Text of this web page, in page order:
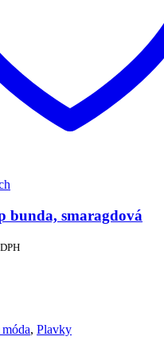
bunda, smaragdová
, Plavky